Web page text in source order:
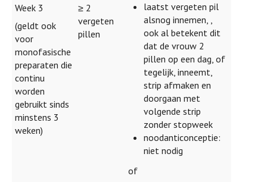
Week 3
(geldt ook
voor
monofasische
preparaten die
continu
worden
gebruikt sinds
minstens 3
weken)
≥ 2
vergeten
pillen
laatst vergeten pil
alsnog innemen, ,
ook al betekent dit
dat de vrouw 2
pillen op een dag, of
tegelijk, inneemt,
strip afmaken en
doorgaan met
volgende strip
zonder stopweek
noodanticonceptie:
niet nodig
of